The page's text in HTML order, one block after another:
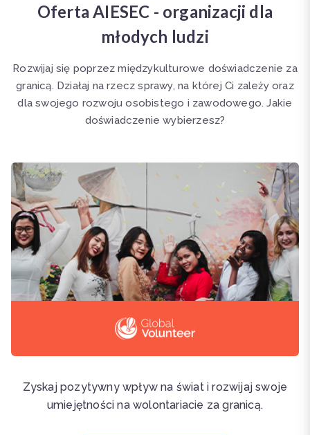
Oferta AIESEC - organizacji dla
młodych ludzi
Rozwijaj się poprzez międzykulturowe doświadczenie za
granicą. Działaj na rzecz sprawy, na której Ci zależy oraz
dla swojego rozwoju osobistego i zawodowego. Jakie
doświadczenie wybierzesz?
Zyskaj pozytywny wpływ na świat i rozwijaj swoje
umiejętności na wolontariacie za granicą.